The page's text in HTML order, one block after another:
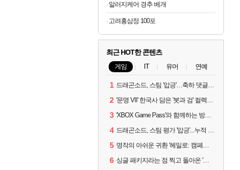
알러지케어 경추 베개
고려홍삼정 100포
최근 HOT한 콘텐츠
게임 IT 유머 연예
1 드래곤소드, 스팀 '압긍'…축하 댓글 달고 게임 코드 받자!
2 '문명 VII' 한국사 담은 '붓과 검' 컬렉션 파트 2 출시
3 'XBOX Game Pass'와 함께하는 방구석 피서 게임 4종!
4 드래곤소드, 스팀 평가 '압긍'...누적 판매량 20만장 돌파
5 명작의 아쉬운 귀환 '헤일로: 캠페인 이볼브드'
6 싱글 패키지라는 점 찍고 돌아온 '드래곤소드: 어웨이크닝'